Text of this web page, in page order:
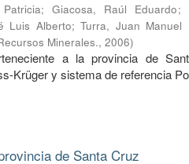
;Giacosa, Raúl Eduardo;
Luis Alberto;Turra, Juan Manuel
Minerales.,2006)
a la provincia de
Krüger y sistema de referencia
de Santa Cruz